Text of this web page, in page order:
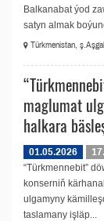
Balkanabat ýod
satyn almak
Türkmenistan,
maglumat
halkara
01.05.2026
“Türkmennebit”
konserniň
ulgamyny
taslamany işläp...